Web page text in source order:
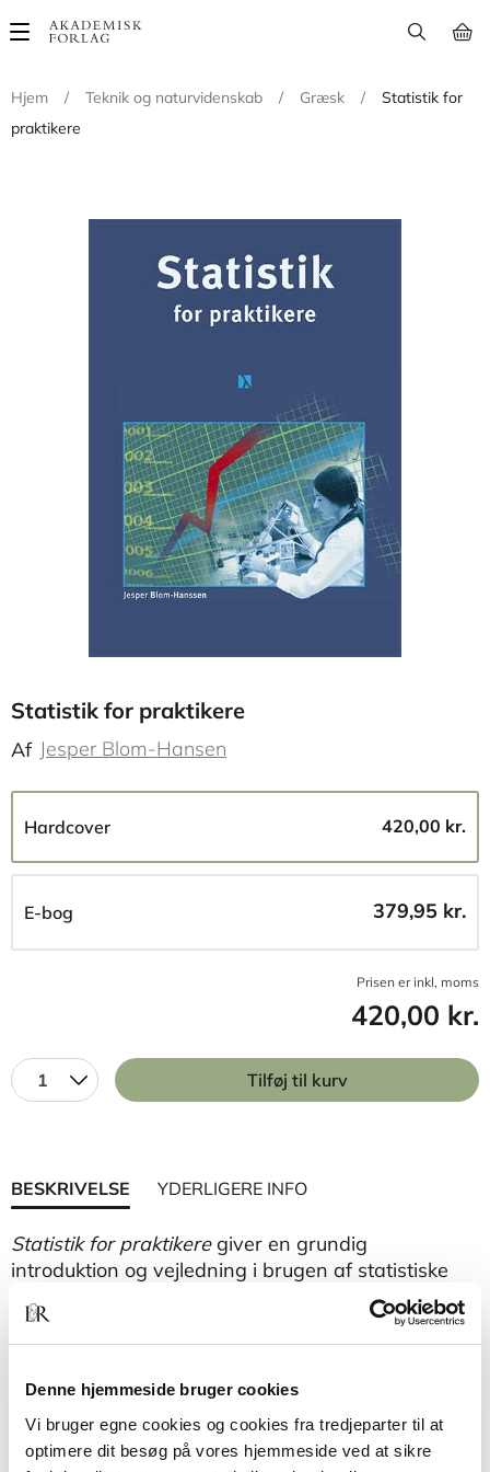
Denne hjemmeside bruger cookies
Vi bruger egne cookies og cookies fra tredjeparter til at
optimere dit besøg på vores hjemmeside ved at sikre
Main
Hjem
/ Teknik og naturvidenskab / Græsk /
Statistik for
praktikere
Statistik for praktikere
Af Jesper Blom-Hansen
Hardcover 420,00 kr.
E-bog 379,95 kr.
Prisen er inkl, moms
420,00 kr.
1 Tilføj til kurv
BESKRIVELSE YDERLIGERE INFO
Statistik for praktikeregiver en grundig
introduktion og vejledning i brugen af statistiske
metoder. Efter en introduktion til fordelinger og
parametre som f.eks. gennemsnit og spredning,
tages der fat på statistiske problemer fra
Bogen indeholder kapitler om måleusikkerhed,
statistik brugt i forbindelse med kvalitetsstyring, de
mest almindelige statistiske test, samt avancerede